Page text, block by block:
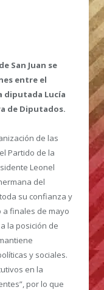
San Juan se
entre el
diputada Lucía
de Diputados.
de las
Partido de la
Leonel
del
su confianza y
a finales de mayo
la posición de
y sociales.
en la
por lo que